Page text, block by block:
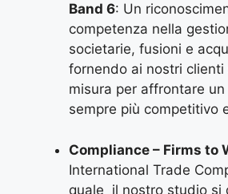
Band 6: Un
competenza nella
societarie, fusioni e
fornendo ai nostri clienti
misura per affrontare
sempre più competitivo
Compliance – Firms to
International Trade
quale il nostro studio si